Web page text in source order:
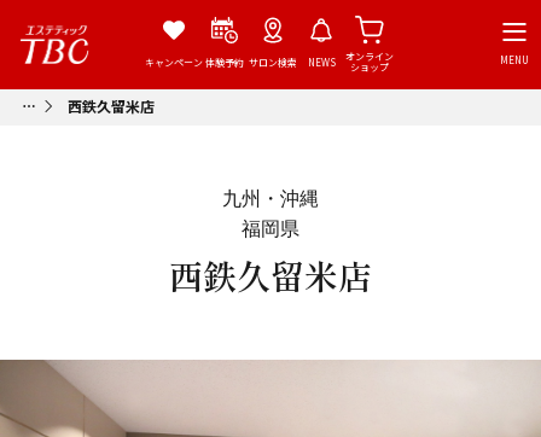
キャンペーン体験予約 サロン検索 NEWS
オンライン
ショップ
MENU
西鉄久留米店
九州・沖縄
福岡県
西鉄久留米店